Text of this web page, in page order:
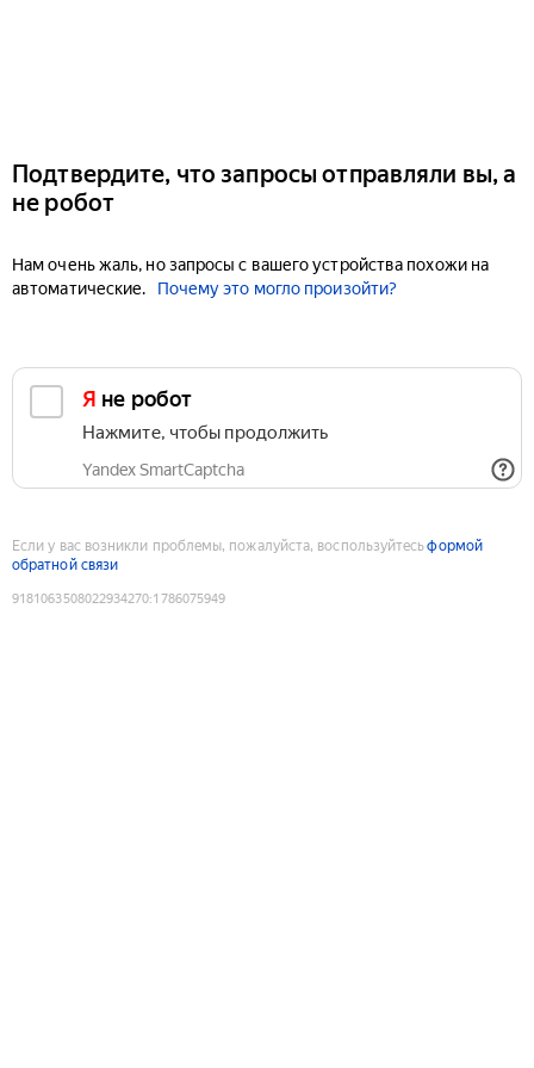
Подтвердите, что запросы отправляли вы, а
не робот
Нам очень жаль, но запросы с вашего устройства похожи на
автоматические.
Почему это могло произойти?
Я не робот
Нажмите, чтобы продолжить
Yandex SmartCaptcha
Если у вас возникли проблемы, пожалуйста, воспользуйтесьформой
обратной связи
9181063508022934270:1786075949